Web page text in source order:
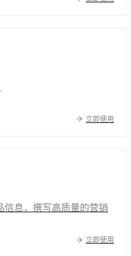
立即使用
信息，撰写高质量的营销
立即使用